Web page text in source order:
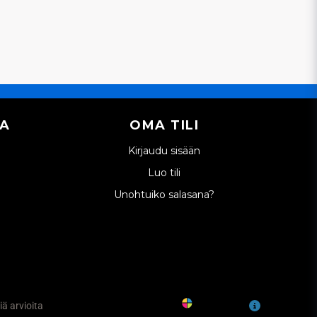
OMA TILI
Kirjaudu sisään
Luo tili
Unohtuiko salasana?